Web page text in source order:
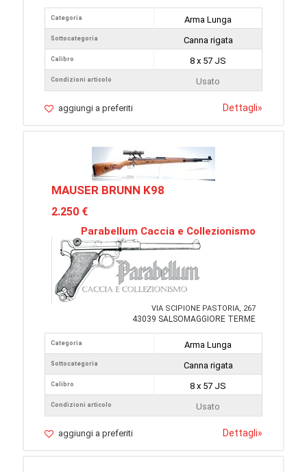
Categoria
Sottocategoria
Calibro
Condizioni articolo
Arma Lunga
Canna rigata
8 x 57 JS
Usato
aggiungi a preferiti Dettagli»
MAUSER BRUNN K98
2.250 €
Parabellum Caccia e Collezionismo
VIA SCIPIONE PASTORIA, 267
43039 SALSOMAGGIORE TERME
Categoria
Sottocategoria
Calibro
Condizioni articolo
Arma Lunga
Canna rigata
8 x 57 JS
Usato
aggiungi a preferiti Dettagli»